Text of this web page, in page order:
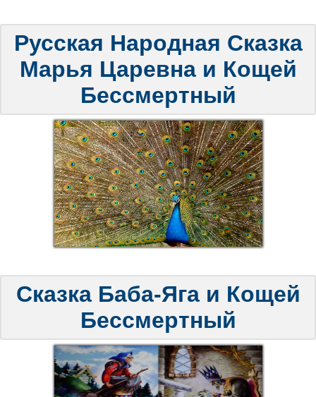
Русская Народная Сказка
Марья Царевна и Кощей
Бессмертный
Сказка Баба-Яга и Кощей
Бессмертный